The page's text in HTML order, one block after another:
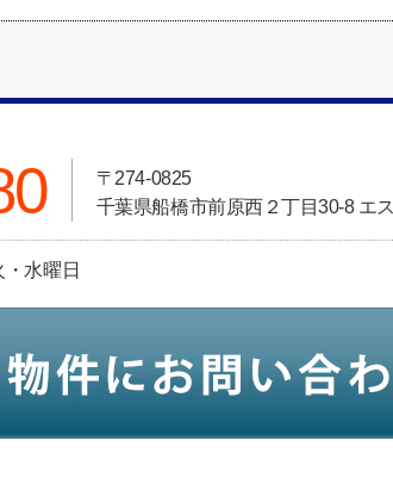
〒274-0825
千葉県船橋市前原西２丁目30-8 エ
水曜日